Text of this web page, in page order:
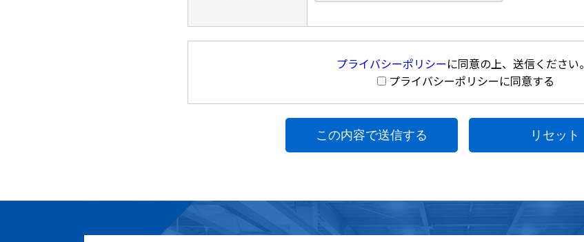
プライバシーポリシーに同意の上、送信ください。
プライバシーポリシーに同意する
リセット